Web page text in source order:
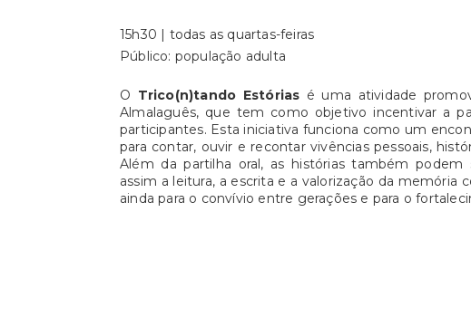
15h30 | todas as quartas-feiras
Público: população adulta
O Trico(n)tando Estórias é uma atividade
Almalaguês, que tem como objetivo incentivar a
participantes. Esta iniciativa funciona como um
para contar, ouvir e recontar vivências pessoais,
Além da partilha oral, as histórias também
assim a leitura, a escrita e a valorização da memória
ainda para o convívio entre gerações e para o